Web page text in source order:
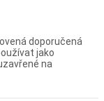
doporučená
jako
na